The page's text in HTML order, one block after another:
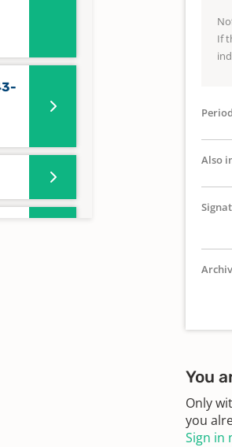
If
Period
Also
You
Only
you
Sign in